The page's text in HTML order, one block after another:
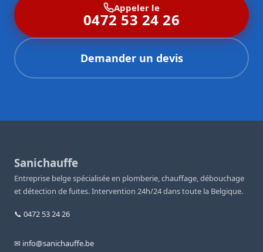
Appeler le
0472 53 24 26
Demander un devis
Sanichauffe
Entreprise belge spécialisée en plomberie, chauffage, débouchage
et détection de fuites. Intervention 24h/24 dans toute la Belgique.
📞 0472 53 24 26
✉ info@sanichauffe.be